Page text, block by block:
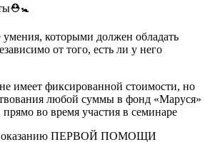
которыми должен обладать
от того, есть ли у него
имеет фиксированной стоимости, но
любой суммы в фонд «Маруся»
во время участия в семинаре